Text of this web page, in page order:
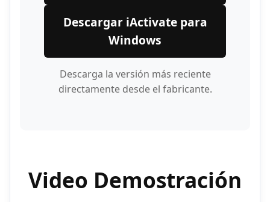
Descargar iActivate para
Windows
Descarga la versión más reciente
directamente desde el fabricante.
Video Demostración